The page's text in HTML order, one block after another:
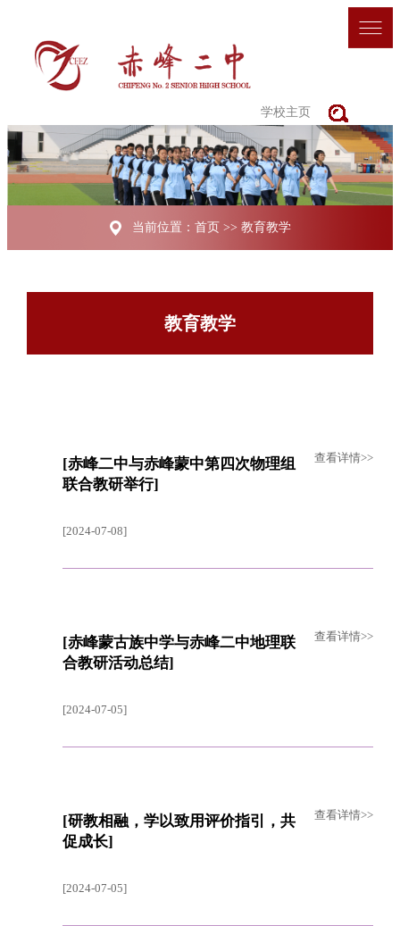
学校主页
当前位置： 首页 >> 教育教学
教育教学
[赤峰二中与赤峰蒙中第四次物理组
联合教研举行]
查看详情>>
[2024-07-08]
[赤峰蒙古族中学与赤峰二中地理联
合教研活动总结]
查看详情>>
[2024-07-05]
[研教相融，学以致用评价指引，共
促成长]
查看详情>>
[2024-07-05]